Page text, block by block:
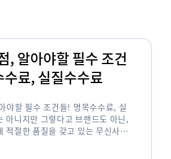
, 알아야할 필수 조건
료, 실질수수료
야할 필수 조건들! 명목수수료, 실
아니지만 그렇다고 브랜드도 아닌,
적절한 품질을 갖고 있는 무신사!